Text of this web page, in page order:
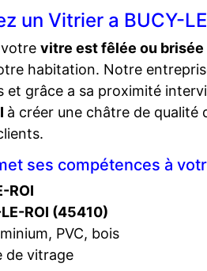
un Vitrier a BUCY-
vitre est fêlée ou brisée
habitation. Notre
et grâce a sa proximité
à créer une châtre de qualité
ses compétences à
ROI
ROI (45410)
PVC, bois
de vitrage